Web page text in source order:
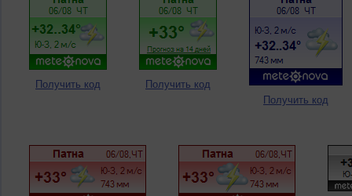
Получить код
Получить код
Получить код